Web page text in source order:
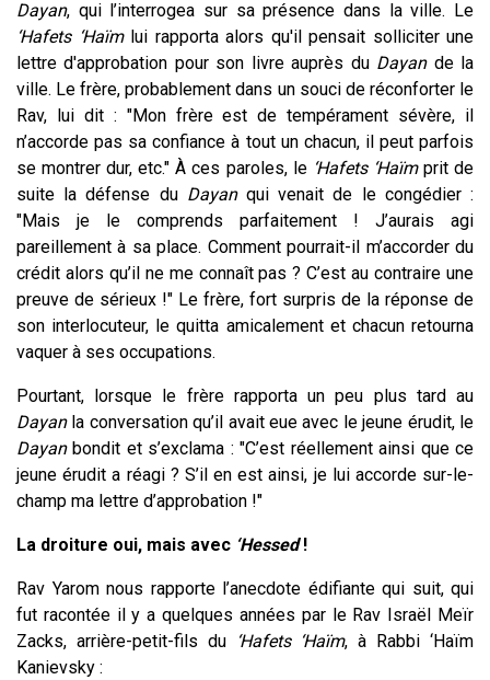
Dayan, qui l’interrogea sur sa présence dans la ville. Le
‘Hafets ‘Haïmlui rapporta alors qu'il pensait solliciter une
lettre d'approbation pour son livre auprès du Dayande la
ville. Le frère, probablement dans un souci de réconforter le
Rav, lui dit : "Mon frère est de tempérament sévère, il
n’accorde pas sa confiance à tout un chacun, il peut parfois
se montrer dur, etc." À ces paroles, le ‘Hafets ‘Haïmprit de
suite la défense du Dayanqui venait de le congédier :
"Mais je le comprends parfaitement ! J’aurais agi
pareillement à sa place. Comment pourrait-il m’accorder du
crédit alors qu’il ne me connaît pas ? C’est au contraire une
preuve de sérieux !" Le frère, fort surpris de la réponse de
son interlocuteur, le quitta amicalement et chacun retourna
vaquer à ses occupations.
Pourtant, lorsque le frère rapporta un peu plus tard au
Dayanla conversation qu’il avait eue avec le jeune érudit, le
Dayanbondit et s’exclama : "C’est réellement ainsi que ce
jeune érudit a réagi ? S’il en est ainsi, je lui accorde sur-le-
champ ma lettre d’approbation !"
La droiture oui, mais avec ‘Hessed!
Rav Yarom nous rapporte l’anecdote édifiante qui suit, qui
fut racontée il y a quelques années par le Rav Israël Meïr
Zacks, arrière-petit-fils du
‘Hafets ‘Haïm, à Rabbi ‘Haïm
Kanievsky :